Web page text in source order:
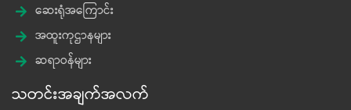
ဆေးရုံအကြောင်း
အထူးကုဌာနများ
ဆရာဝန်များ
သတင်းအချက်အလက်